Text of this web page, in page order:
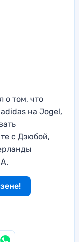
о том, что
adidas на Jogel,
с Дзюбой,